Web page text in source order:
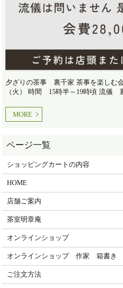
夕ざりの茶事 裏千家 茶事を楽しむ
（火） 時間 15時半～19時頃 流儀
MORE
ショッピングカートの内容
HOME
店舗ご案内
茶室明章庵
オンラインショップ
オンラインショップ 作家 箱書き
ご注文方法